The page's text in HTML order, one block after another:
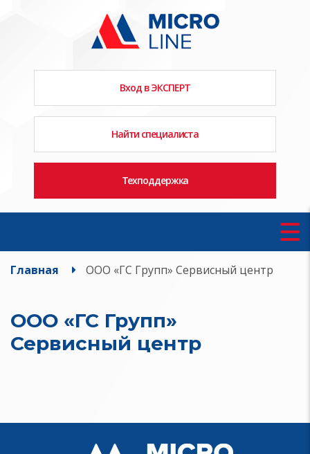
Вход в ЭКСПЕРТ
Найти специалиста
Техподдержка
Главная ООО «ГС Групп» Сервисный центр
ООО «ГС Групп»
Сервисный центр